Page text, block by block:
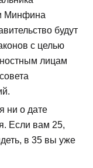
Минфина
будут
с целью
лицам
ни о дате
Если вам 25,
в 35 вы уже